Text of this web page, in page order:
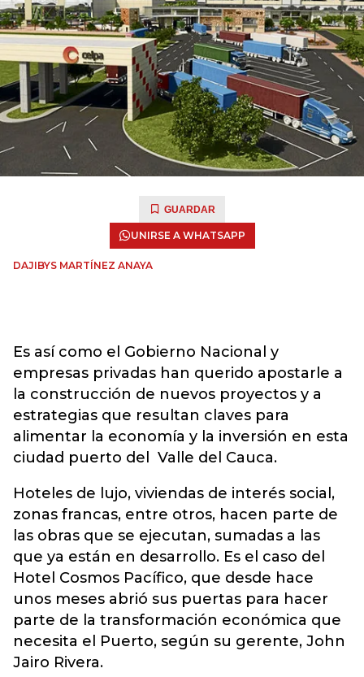
GUARDAR
UNIRSE A WHATSAPP
DAJIBYS MARTÍNEZ ANAYA
Es así como el Gobierno Nacional y
empresas privadas han querido apostarle a
la construcción de nuevos proyectos y a
estrategias que resultan claves para
alimentar la economía y la inversión en esta
ciudad puerto del Valle del Cauca.
Hoteles de lujo, viviendas de interés social,
zonas francas, entre otros, hacen parte de
las obras que se ejecutan, sumadas a las
que ya están en desarrollo. Es el caso del
Hotel Cosmos Pacífico, que desde hace
unos meses abrió sus puertas para hacer
parte de la transformación económica que
necesita el Puerto, según su gerente, John
Jairo Rivera.